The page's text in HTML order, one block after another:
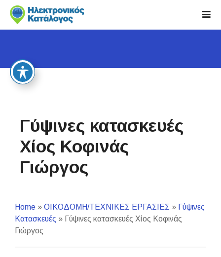
i
Γύψινες κατασκευές
Χίος Κοφινάς
Γιώργος
Home » ΟΙΚΟΔΟΜΗ/ΤΕΧΝΙΚΕΣ ΕΡΓΑΣΙΕΣ » Γύψινες
Κατασκευές » Γύψινες κατασκευές Χίος Κοφινάς
Γιώργος